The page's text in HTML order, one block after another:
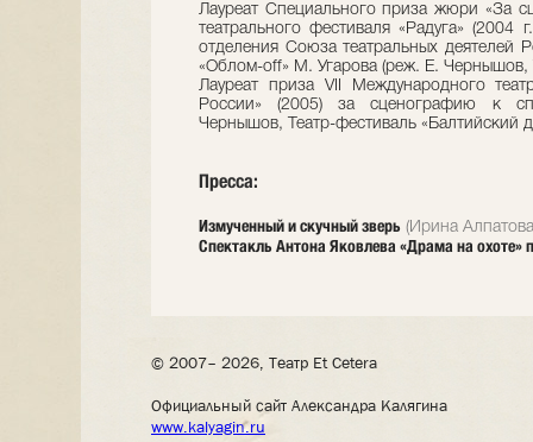
Лауреат Специального приза жюри «За
театрального фестиваля «Радуга» (2004
отделения Союза театральных деятелей
«Облом-off» М. Угарова (реж. Е. Чернышов,
Лауреат приза VII Международного
России» (2005) за сценографию к
Чернышов, Театр-фестиваль «Балтийский
Пресса:
Измученный и скучный зверь (Ирина
Спектакль Антона Яковлева «Драма на охоте»
© 2007– 2026, Театр Et Cetera
Официальный сайт Александра Калягина
www.kalyagin.ru